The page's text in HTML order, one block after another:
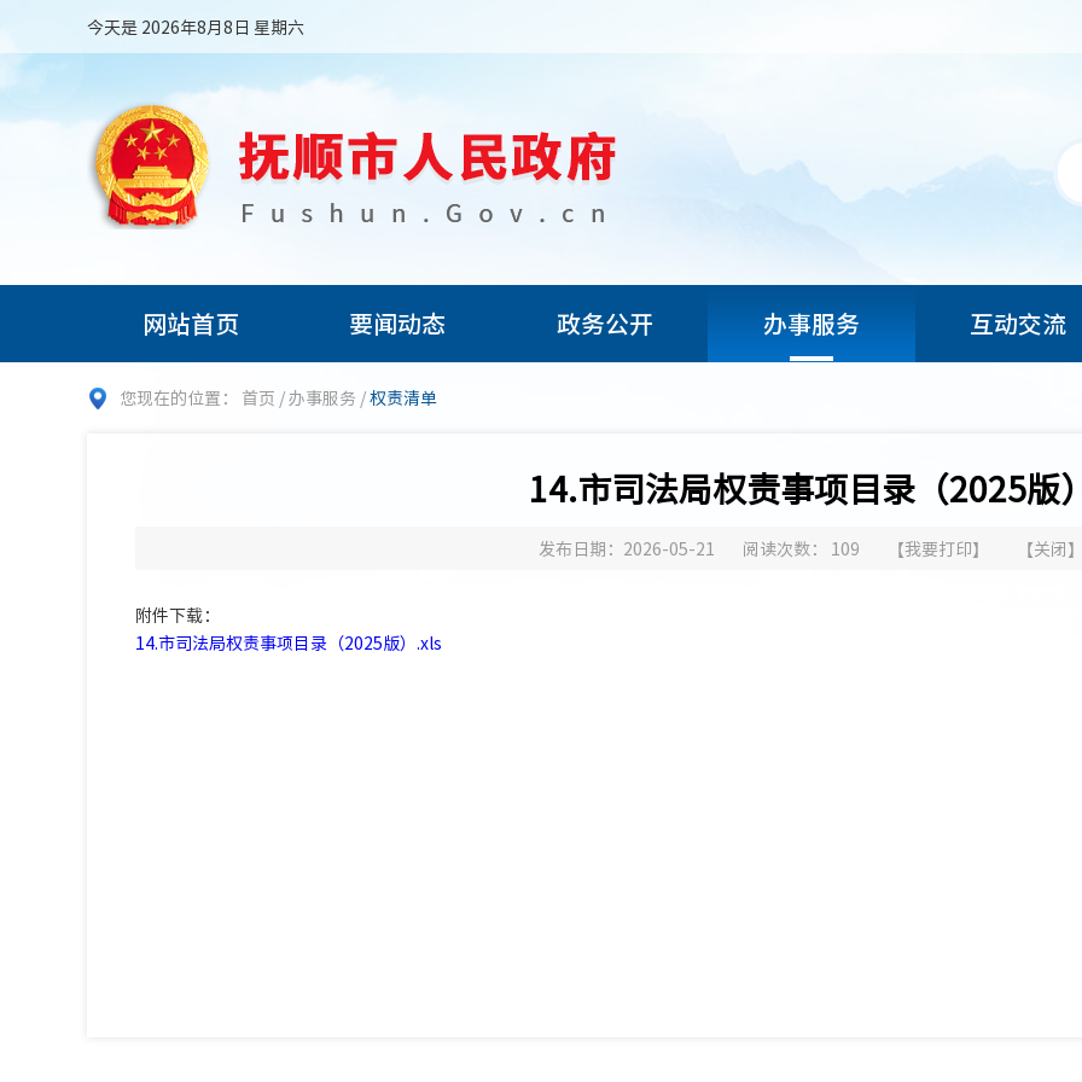
今天是 2026年8月8日 星期六
网站首页 要闻动态 政务公开 办事服务 互动交流
您现在的位置： 首页 /办事服务 /权责清单
14.市司法局权责事项目录（2025版
发布日期：2026-05-21 阅读次数： 109 【我要打印】 【关闭
附件下载：
14.市司法局权责事项目录（2025版）.xls